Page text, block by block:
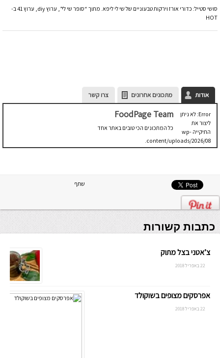
סושי סטייל: כדורי אורז וירקות טבעוניים של שי לי ליפא. מתוך “סופר שי לי”, ערוץ diy, ערוץ 41 ב-
HOT
אודות מתכונים אחרונים צרו קשר
Error: לא ניתן
ליצור את
התיקייה wp-
content/uploads/2026/08.
יש לבדוק
FoodPage Team
כל המתכונים הכי טובים באתר אחד
שתף
כתבות קשורות
צ’אטני בצל מתוק
22 באפריל 2018
אפרסקים מצופים בשוקולד
22 באפריל 2018